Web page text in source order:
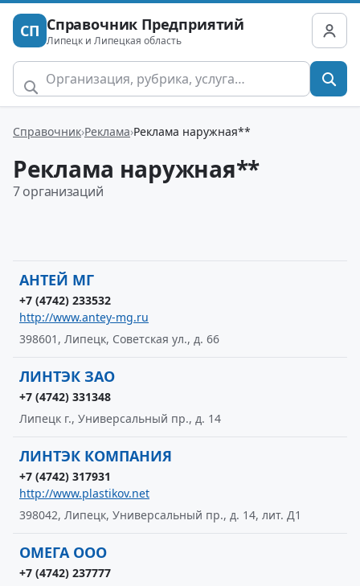
СП Справочник Предприятий
Липецк и Липецкая область
Справочник Реклама Реклама наружная**
Реклама наружная**
7 организаций
АНТЕЙ МГ
+7 (4742) 233532
http://www.antey-mg.ru
398601, Липецк, Советская ул., д. 66
ЛИНТЭК ЗАО
+7 (4742) 331348
Липецк г., Универсальный пр., д. 14
ЛИНТЭК КОМПАНИЯ
+7 (4742) 317931
http://www.plastikov.net
398042, Липецк, Универсальный пр., д. 14, лит. Д1
ОМЕГА ООО
+7 (4742) 237777